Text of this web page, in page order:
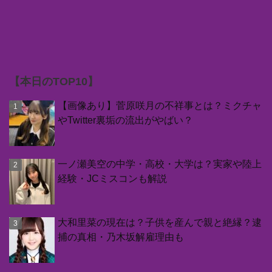
【本日のTOP10】
【画像あり】菅原咲月の不祥事とは？ミクチャ
やTwitter裏垢の流出がやばい？
一ノ瀬美空の中学・高校・大学は？実家や陸上
経験・JCミスコンも解説
大和里菜の現在は？子供を産んで親と絶縁？逮
捕の真相・乃木坂解雇理由も